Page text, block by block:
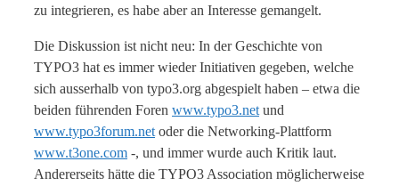
zu integrieren, es habe aber an Interesse gemangelt.
Die Diskussion ist nicht neu: In der Geschichte von
TYPO3 hat es immer wieder Initiativen gegeben, welche
sich ausserhalb von typo3.org abgespielt haben – etwa die
beiden führenden Foren www.typo3.net und
www.typo3forum.net oder die Networking-Plattform
www.t3one.com -, und immer wurde auch Kritik laut.
Andererseits hätte die TYPO3 Association möglicherweise